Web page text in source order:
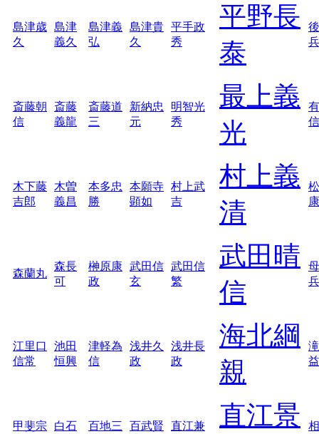
島津歳
久
島津
義久
島津義
弘
島津貴
久
平手政
秀
平野長
泰
斎藤朝
信
斎藤
義龍
斎藤道
三
新納忠
元
明智光
秀
最上義
光
信
木下藤
吉郎
木曽
義昌
本多忠
勝
本願寺
顕如
村上武
吉
村上義
清
康
森蘭丸
森長
可
榊原康
政
武田信
玄
武田信
繁
武田晴
信
江里口
信常
池田
恒興
津軽為
信
浅井久
政
浅井長
政
海北綱
親
益
甲斐宗
白石
百地三
百武賢
直江兼
直江景